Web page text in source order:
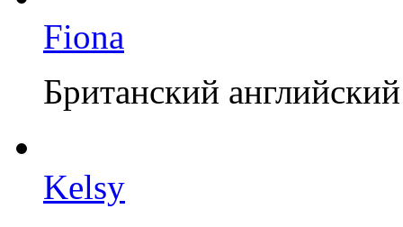
Fiona
Британский
Kelsy